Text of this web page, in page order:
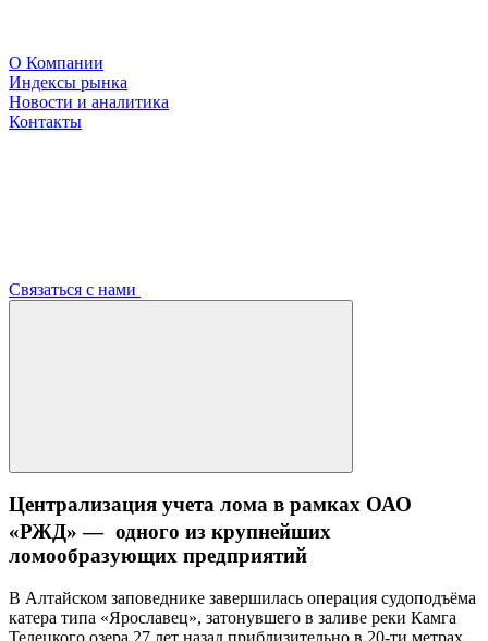
О Компании
Индексы рынка
Новости и аналитика
Контакты
Связаться с нами
Централизация учета лома в рамках ОАО
«РЖД» — одного из крупнейших
ломообразующих предприятий
В Алтайском заповеднике завершилась операция судоподъёма
катера типа «Ярославец», затонувшего в заливе реки Камга